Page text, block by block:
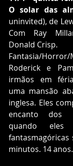
O solar das
uninvited), de
Com Ray
Donald Crisp.
Fantasia/
Roderick e
irmãos em
uma mansão
inglesa. Eles
encanto dos
quando eles
fantasmagóricas
minutos. 14 anos.